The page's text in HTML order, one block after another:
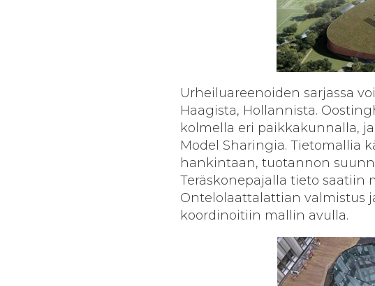
Urheiluareenoiden sarjassa
Haagista, Hollannista.
kolmella eri paikkakunnalla,
Model Sharingia. Tietomallia
hankintaan, tuotannon
Teräskonepajalla tieto saatiin
Ontelolaattalattian valmistus
koordinoitiin mallin avulla.